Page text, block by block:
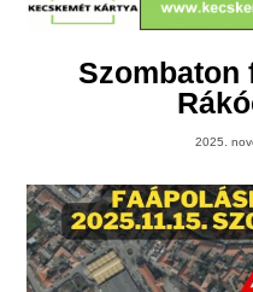
Szombaton
2025.